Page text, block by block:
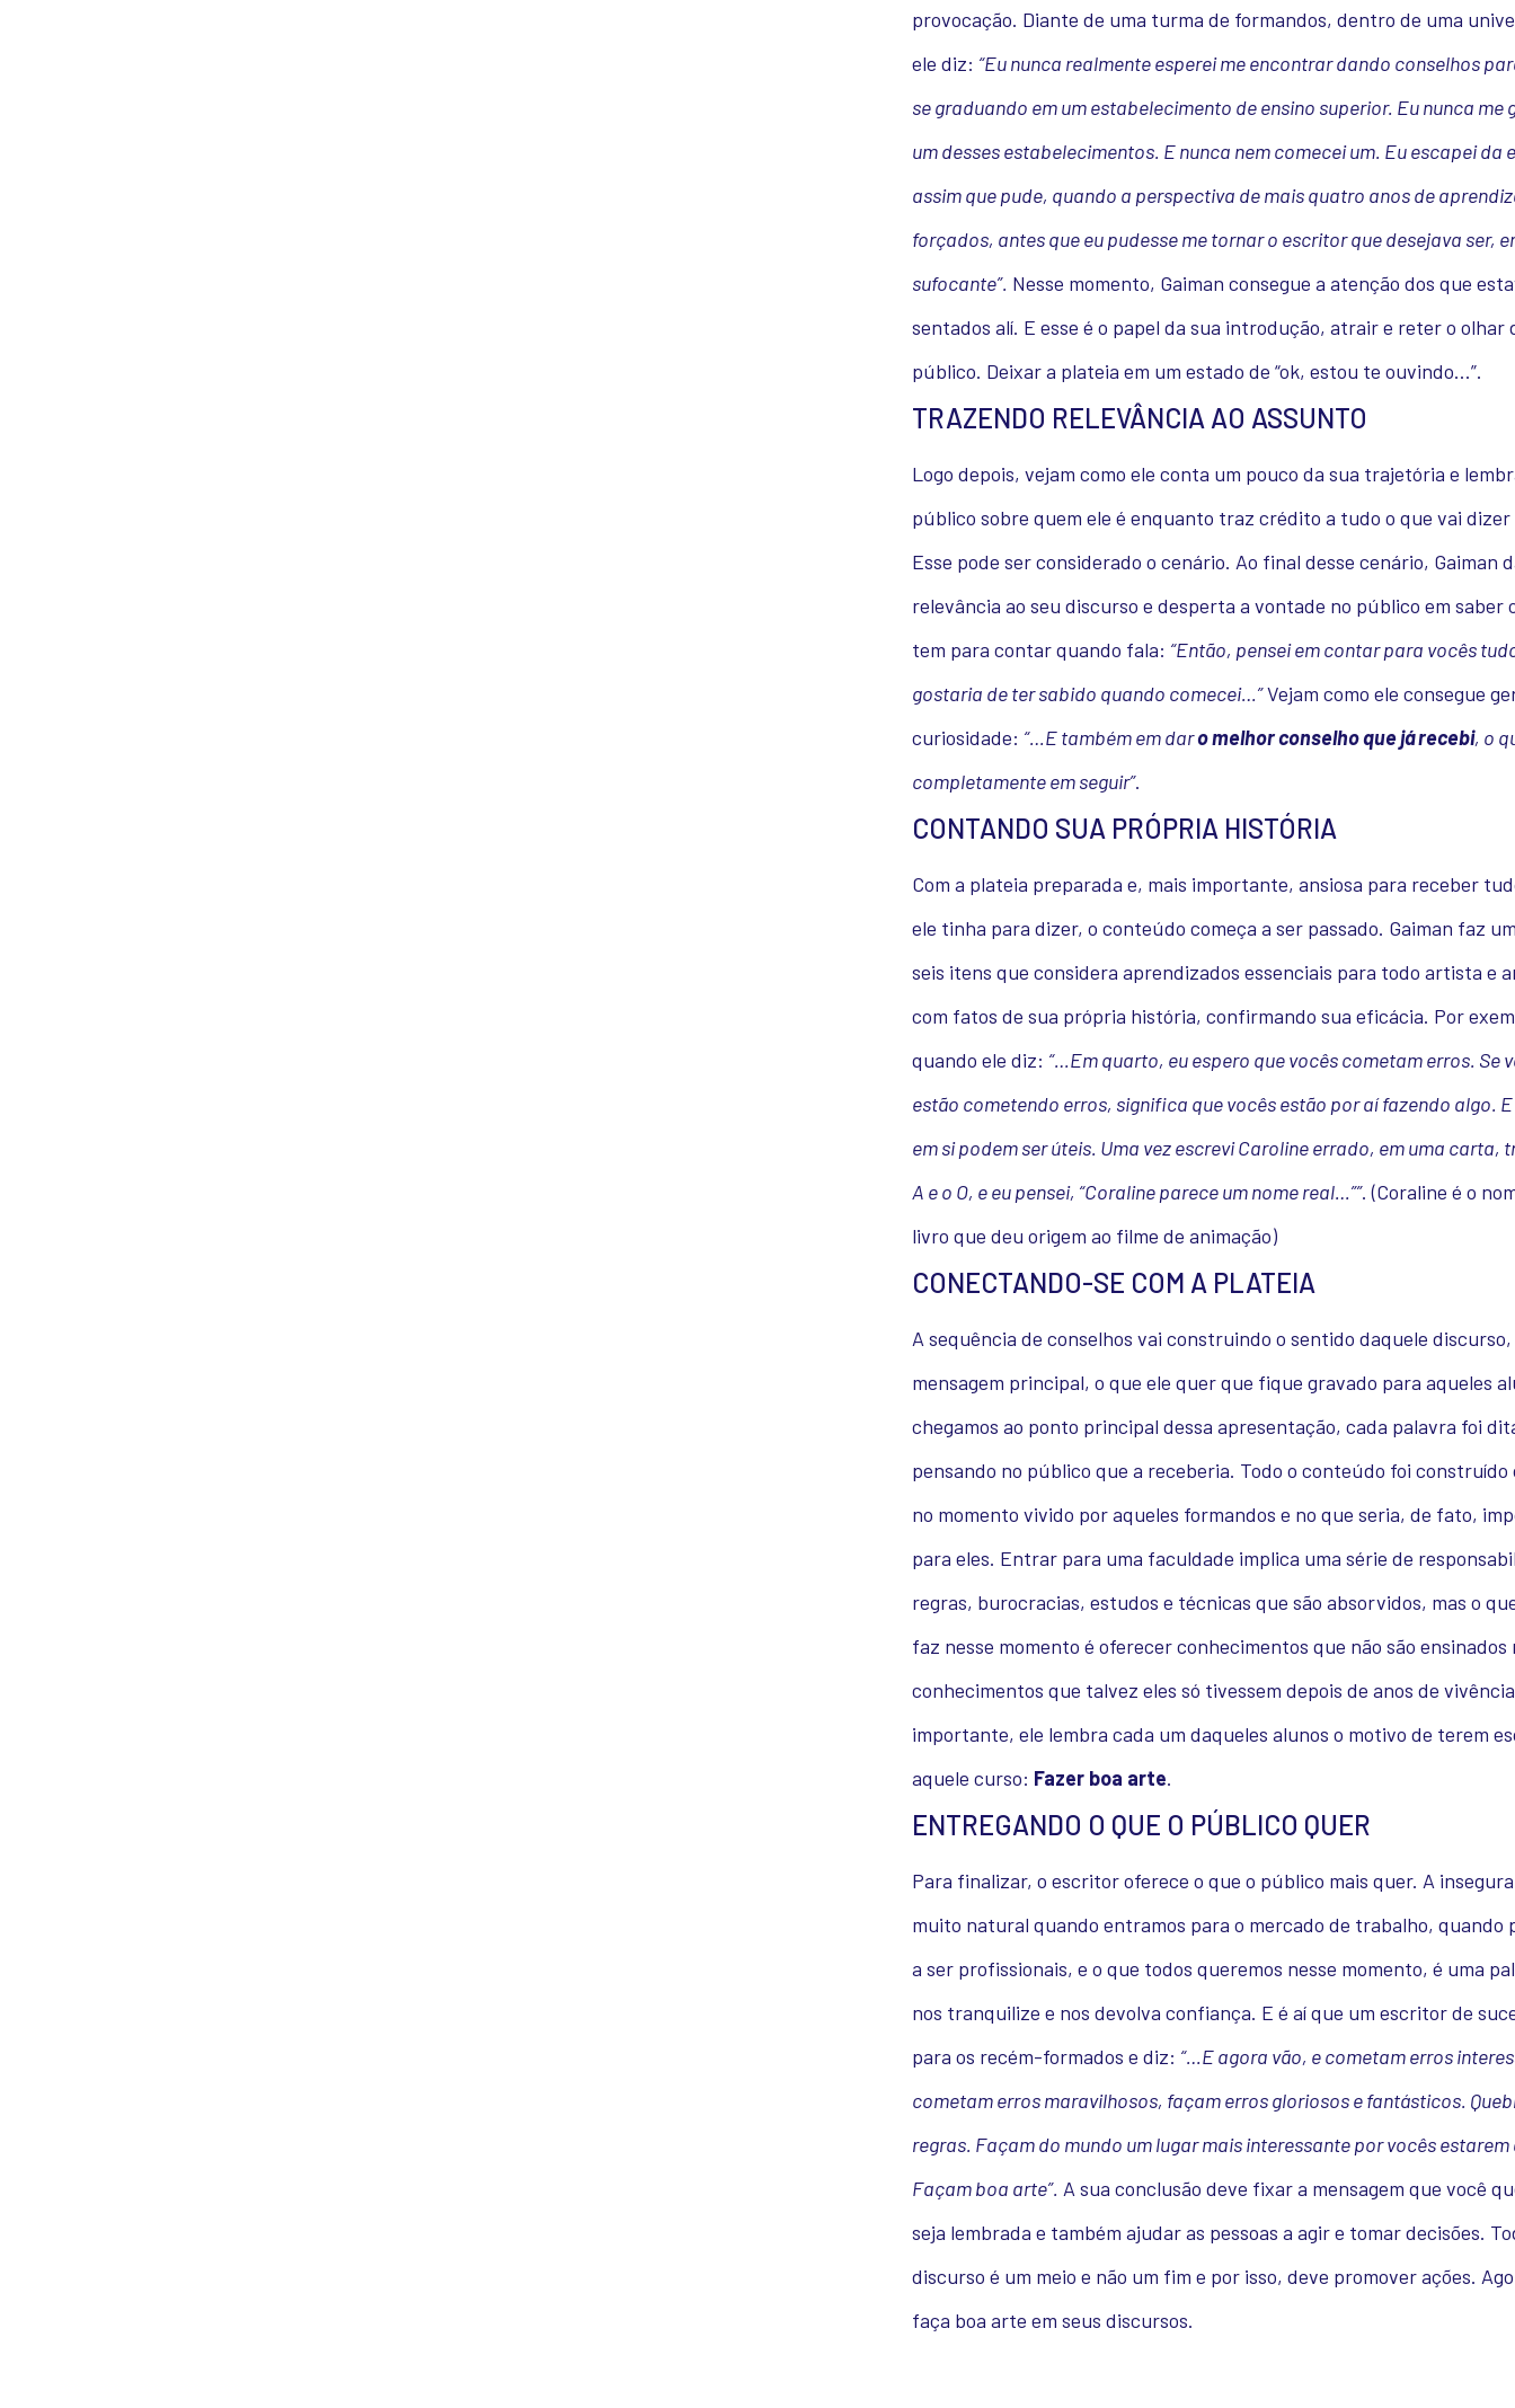
provocação. Diante de uma turma de formandos, dentro de uma
ele diz: “Eu nunca realmente esperei me encontrar dando conselhos
se graduando em um estabelecimento de ensino superior. Eu nunca me
um desses estabelecimentos. E nunca nem comecei um. Eu escapei da
assim que pude, quando a perspectiva de mais quatro anos de
forçados, antes que eu pudesse me tornar o escritor que desejava ser,
sufocante”. Nesse momento, Gaiman consegue a atenção dos que
sentados alí. E esse é o papel da sua introdução, atrair e reter o olhar
público. Deixar a plateia em um estado de “ok, estou te ouvindo…”.
TRAZENDO RELEVÂNCIA AO ASSUNTO
Logo depois, vejam como ele conta um pouco da sua trajetória e
público sobre quem ele é enquanto traz crédito a tudo o que vai dizer
Esse pode ser considerado o cenário. Ao final desse cenário, Gaiman
relevância ao seu discurso e desperta a vontade no público em saber
tem para contar quando fala: “Então, pensei em contar para vocês
gostaria de ter sabido quando comecei…”Vejam como ele consegue
curiosidade: “…E também em daro melhor conselho que já recebi, o
completamente em seguir”.
CONTANDO SUA PRÓPRIA HISTÓRIA
Com a plateia preparada e, mais importante, ansiosa para receber
ele tinha para dizer, o conteúdo começa a ser passado. Gaiman faz
seis itens que considera aprendizados essenciais para todo artista e
com fatos de sua própria história, confirmando sua eficácia. Por
quando ele diz: “…Em quarto, eu espero que vocês cometam erros. Se
estão cometendo erros, significa que vocês estão por aí fazendo algo.
em si podem ser úteis. Uma vez escrevi Caroline errado, em uma carta,
A e o O, e eu pensei, “Coraline parece um nome real…””. (Coraline é o
livro que deu origem ao filme de animação)
CONECTANDO-SE COM A PLATEIA
A sequência de conselhos vai construindo o sentido daquele discurso,
mensagem principal, o que ele quer que fique gravado para aqueles
chegamos ao ponto principal dessa apresentação, cada palavra foi
pensando no público que a receberia. Todo o conteúdo foi construído
no momento vivido por aqueles formandos e no que seria, de fato,
para eles. Entrar para uma faculdade implica uma série de
regras, burocracias, estudos e técnicas que são absorvidos, mas o
faz nesse momento é oferecer conhecimentos que não são ensinados
conhecimentos que talvez eles só tivessem depois de anos de
importante, ele lembra cada um daqueles alunos o motivo de terem
aquele curso: Fazer boa arte.
ENTREGANDO O QUE O PÚBLICO QUER
Para finalizar, o escritor oferece o que o público mais quer. A
muito natural quando entramos para o mercado de trabalho, quando
a ser profissionais, e o que todos queremos nesse momento, é uma
nos tranquilize e nos devolva confiança. E é aí que um escritor de
para os recém-formados e diz: “…E agora vão, e cometam erros
cometam erros maravilhosos, façam erros gloriosos e fantásticos.
regras. Façam do mundo um lugar mais interessante por vocês estarem
Façam boa arte”. A sua conclusão deve fixar a mensagem que você
seja lembrada e também ajudar as pessoas a agir e tomar decisões.
discurso é um meio e não um fim e por isso, deve promover ações.
faça boa arte em seus discursos.